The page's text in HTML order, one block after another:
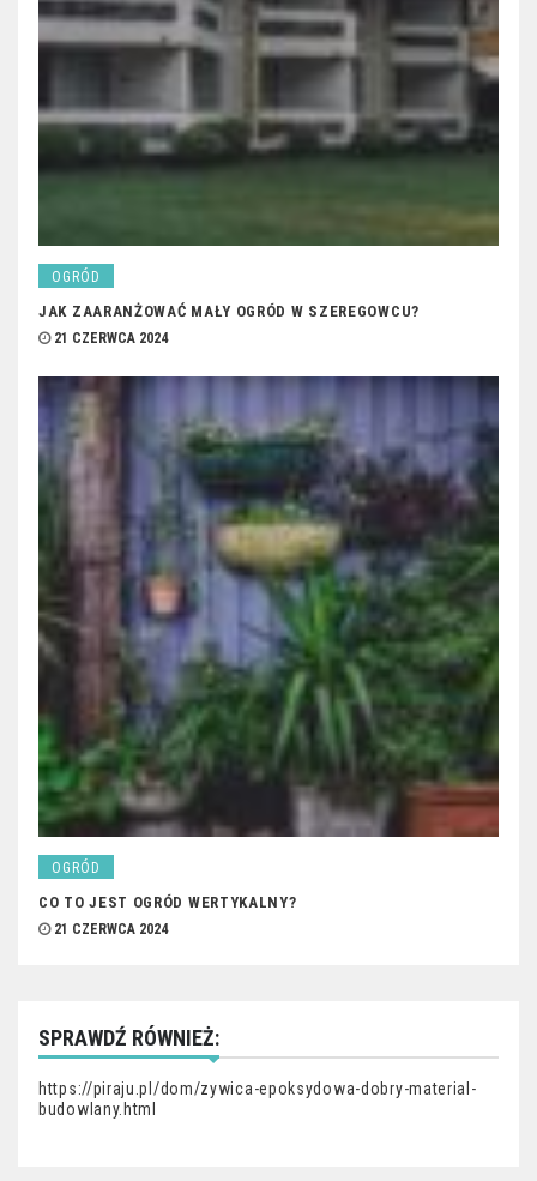
OGRÓD
JAK ZAARANŻOWAĆ MAŁY OGRÓD W SZEREGOWCU?
21 CZERWCA 2024
OGRÓD
CO TO JEST OGRÓD WERTYKALNY?
21 CZERWCA 2024
SPRAWDŹ RÓWNIEŻ:
https://piraju.pl/dom/zywica-epoksydowa-dobry-material-
budowlany.html